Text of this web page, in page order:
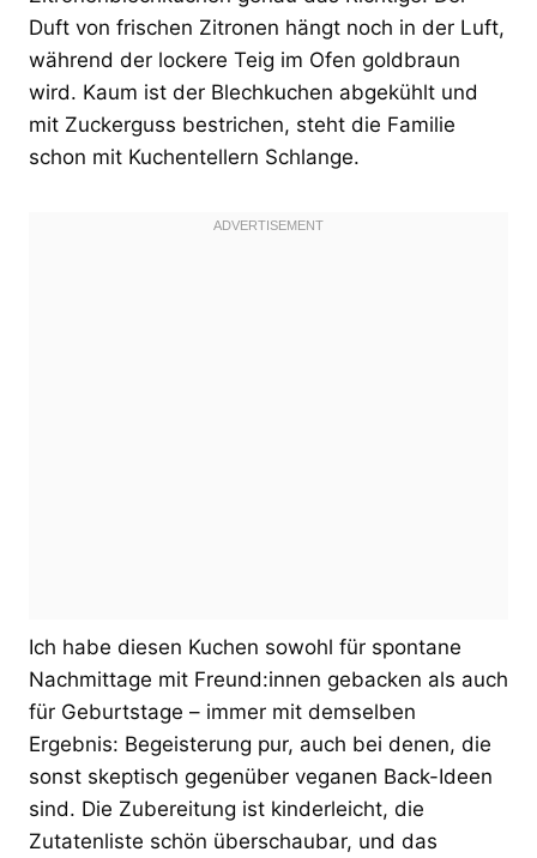
Duft von frischen Zitronen hängt noch in der Luft,
während der lockere Teig im Ofen goldbraun
wird. Kaum ist der Blechkuchen abgekühlt und
mit Zuckerguss bestrichen, steht die Familie
schon mit Kuchentellern Schlange.
Ich habe diesen Kuchen sowohl für spontane
Nachmittage mit Freund:innen gebacken als auch
für Geburtstage – immer mit demselben
Ergebnis: Begeisterung pur, auch bei denen, die
sonst skeptisch gegenüber veganen Back-Ideen
sind. Die Zubereitung ist kinderleicht, die
Zutatenliste schön überschaubar, und das